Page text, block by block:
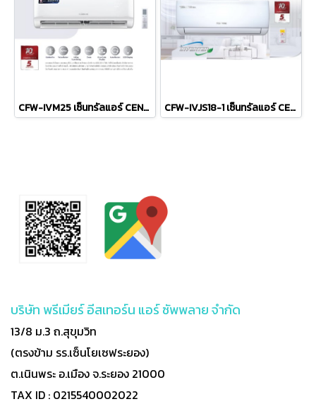
CFW-IVM25 เซ็นทรัลแอร์ CENTRAL AIR แบบติดผนัง รุ่น IVM Series INVERTER R-32 ขนาด 25,000BTU #5 รีโมทไร้สาย พร้อมติดตั้ง CFW-IVJS18-1 เซ็นทรัลแอร์ CENTRAL AIR แบบติดผนัง รุ่น IVJS Series INVERTER R-32 ขนาด 18,500BTU #5 รีโมทไร้สาย พร้อมติดตั้ง
บริษัท พรีเมียร์ อีสเทอร์น แอร์ ซัพพลาย จำกัด
13/8 ม.3 ถ.สุขุมวิท
(ตรงข้าม รร.เซ็นโยเซฟระยอง)
ต.เนินพระ อ.เมือง จ.ระยอง 21000
TAX ID : 0215540002022